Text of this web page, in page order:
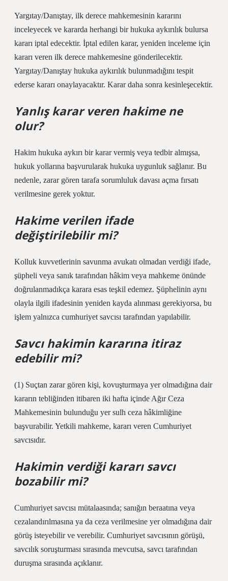
Yargıtay/Danıştay, ilk derece mahkemesinin kararını
inceleyecek ve kararda herhangi bir hukuka aykırılık bulursa
kararı iptal edecektir. İptal edilen karar, yeniden inceleme için
kararı veren ilk derece mahkemesine gönderilecektir.
Yargıtay/Danıştay hukuka aykırılık bulunmadığını tespit
ederse kararı onaylayacaktır. Karar daha sonra kesinleşecektir.
Yanlış karar veren hakime ne
olur?
Hakim hukuka aykırı bir karar vermiş veya tedbir almışsa,
hukuk yollarına başvurularak hukuka uygunluk sağlanır. Bu
nedenle, zarar gören tarafa sorumluluk davası açma fırsatı
verilmesine gerek yoktur.
Hakime verilen ifade
değiştirilebilir mi?
Kolluk kuvvetlerinin savunma avukatı olmadan verdiği ifade,
şüpheli veya sanık tarafından hâkim veya mahkeme önünde
doğrulanmadıkça karara esas teşkil edemez. Şüphelinin aynı
olayla ilgili ifadesinin yeniden kayda alınması gerekiyorsa, bu
işlem yalnızca cumhuriyet savcısı tarafından yapılabilir.
Savcı hakimin kararına itiraz
edebilir mi?
(1) Suçtan zarar gören kişi, kovuşturmaya yer olmadığına dair
kararın tebliğinden itibaren iki hafta içinde Ağır Ceza
Mahkemesinin bulunduğu yer sulh ceza hâkimliğine
başvurabilir. Yetkili mahkeme, kararı veren Cumhuriyet
savcısıdır.
Hakimin verdiği kararı savcı
bozabilir mi?
Cumhuriyet savcısı mütalaasında; sanığın beraatına veya
cezalandırılmasına ya da ceza verilmesine yer olmadığına dair
görüş isteyebilir ve verebilir. Cumhuriyet savcısının görüşü,
savcılık soruşturması sırasında mevcutsa, savcı tarafından
duruşma sırasında açıklanır.